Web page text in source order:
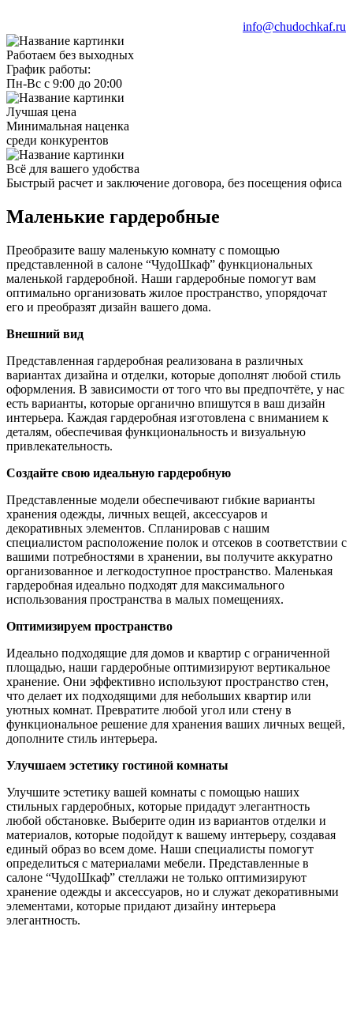
info@chudochkaf.ru
Работаем без выходных
График работы:
Пн-Вс с 9:00 до 20:00
Лучшая цена
Минимальная наценка
среди конкурентов
Всё для вашего удобства
Быстрый расчет и заключение договора, без посещения офиса
Маленькие гардеробные
Преобразите вашу маленькую комнату с помощью
представленной в салоне “ЧудоШкаф” функциональных
маленькой гардеробной. Наши гардеробные помогут вам
оптимально организовать жилое пространство, упорядочат
его и преобразят дизайн вашего дома.
Внешний вид
Представленная гардеробная реализована в различных
вариантах дизайна и отделки, которые дополнят любой стиль
оформления. В зависимости от того что вы предпочтёте, у нас
есть варианты, которые органично впишутся в ваш дизайн
интерьера. Каждая гардеробная изготовлена с вниманием к
деталям, обеспечивая функциональность и визуальную
привлекательность.
Создайте свою идеальную гардеробную
Представленные модели обеспечивают гибкие варианты
хранения одежды, личных вещей, аксессуаров и
декоративных элементов. Спланировав с нашим
специалистом расположение полок и отсеков в соответствии с
вашими потребностями в хранении, вы получите аккуратно
организованное и легкодоступное пространство. Маленькая
гардеробная идеально подходят для максимального
использования пространства в малых помещениях.
Оптимизируем пространство
Идеально подходящие для домов и квартир с ограниченной
площадью, наши гардеробные оптимизируют вертикальное
хранение. Они эффективно используют пространство стен,
что делает их подходящими для небольших квартир или
уютных комнат. Превратите любой угол или стену в
функциональное решение для хранения ваших личных вещей,
дополните стиль интерьера.
Улучшаем эстетику гостиной комнаты
Улучшите эстетику вашей комнаты с помощью наших
стильных гардеробных, которые придадут элегантность
любой обстановке. Выберите один из вариантов отделки и
материалов, которые подойдут к вашему интерьеру, создавая
единый образ во всем доме. Наши специалисты помогут
определиться с материалами мебели. Представленные в
салоне “ЧудоШкаф” стеллажи не только оптимизируют
хранение одежды и аксессуаров, но и служат декоративными
элементами, которые придают дизайну интерьера
элегантность.